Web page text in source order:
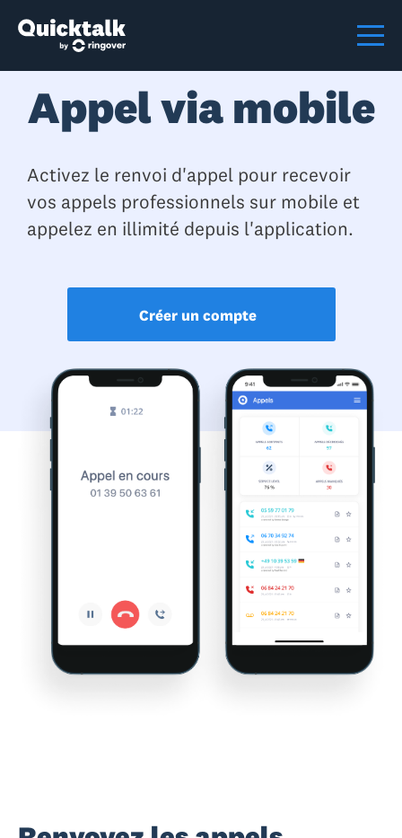
Appel via mobile
Activez le renvoi d'appel pour recevoir
vos appels professionnels sur mobile et
appelez en illimité depuis l'application.
Créer un compte